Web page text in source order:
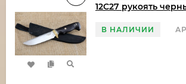
12C27 рукоять
В НАЛИЧИИ